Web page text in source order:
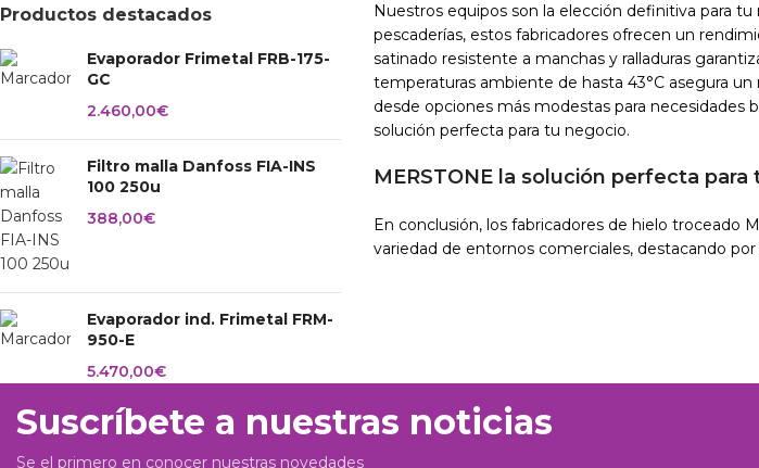
Productos destacados
Evaporador Frimetal FRB-175-
GC
2.460,00€
Filtro malla Danfoss FIA-INS
100 250u
388,00€
Evaporador ind. Frimetal FRM-
950-E
5.470,00€
Nuestros equipos son la elección definitiva para
pescaderías, estos fabricadores ofrecen un
satinado resistente a manchas y ralladuras
temperaturas ambiente de hasta 43°C asegura
desde opciones más modestas para necesidades
solución perfecta para tu negocio.
MERSTONE la solución perfecta
En conclusión, los fabricadores de hielo troceado
variedad de entornos comerciales, destacando
Suscríbete a nuestras noticias
Se el primero en conocer nuestras novedades